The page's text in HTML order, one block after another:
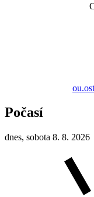
Počasí
dnes, sobota 8. 8. 2026